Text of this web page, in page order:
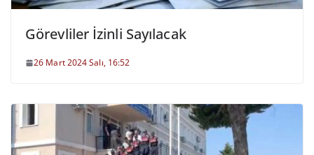
Görevliler İzinli Sayılacak
26 Mart 2024 Salı, 16:52